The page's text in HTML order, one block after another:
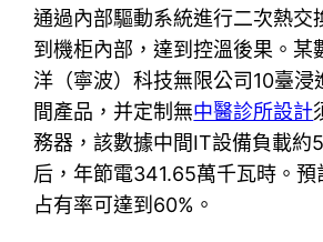
通過內部驅動系統進行二次熱交
到機柜內部，達到控溫後果。某
洋（寧波）科技無限公司10臺浸
間產品，并定制無中醫診所設計
務器，該數據中間IT設備負載約
后，年節電341.65萬千瓦時。
占有率可達到60%。